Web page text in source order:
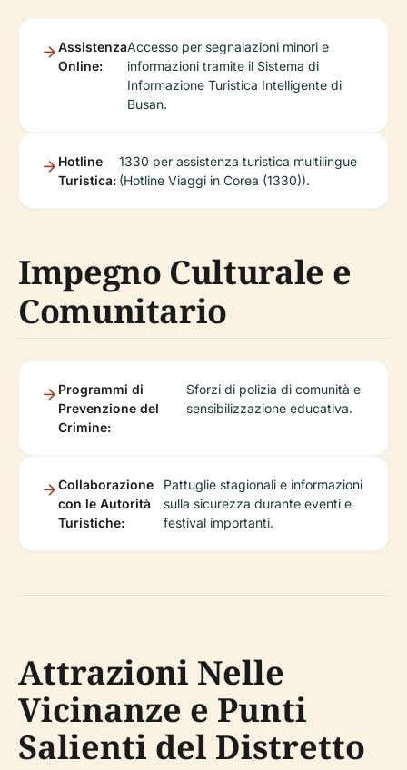
Assistenza
Online:
Accesso per segnalazioni minori e
informazioni tramite il Sistema di
Informazione Turistica Intelligente di
Busan.
Hotline
Turistica:
1330 per assistenza turistica multilingue
(Hotline Viaggi in Corea (1330)).
Impegno Culturale e
Comunitario
Programmi di
Prevenzione del
Crimine:
Sforzi di polizia di comunità e
sensibilizzazione educativa.
Collaborazione
con le Autorità
Turistiche:
Pattuglie stagionali e informazioni
sulla sicurezza durante eventi e
festival importanti.
Attrazioni Nelle
Vicinanze e Punti
Salienti del Distretto